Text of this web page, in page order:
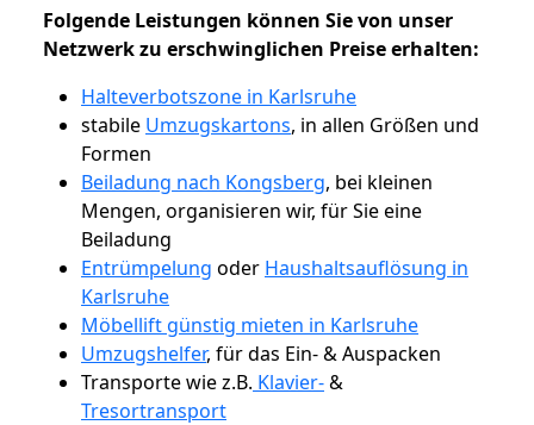
Folgende Leistungen können Sie von unser
Netzwerk zu erschwinglichen Preise erhalten:
Halteverbotszone in Karlsruhe
stabile Umzugskartons, in allen Größen und
Formen
Beiladung nach Kongsberg, bei kleinen
Mengen, organisieren wir, für Sie eine
Beiladung
Entrümpelung oder Haushaltsauflösung in
Karlsruhe
Möbellift günstig mieten in Karlsruhe
Umzugshelfer, für das Ein- & Auspacken
Transporte wie z.B. Klavier-&
Tresortransport